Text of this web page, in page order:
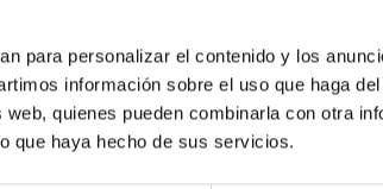
para personalizar el contenido y los
información sobre el uso que haga
quienes pueden combinarla con otra
que haya hecho de sus servicios.
anti-fraud policy
diversity
Legal notice
Cookies policy
Accessibility